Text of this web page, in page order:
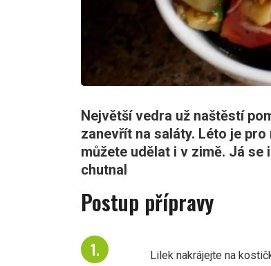
Největší vedra už naštěstí
zanevřít na saláty. Léto je
můžete udělat i v zimě. Já
chutnal
Postup přípravy
Lilek nakrájejte na